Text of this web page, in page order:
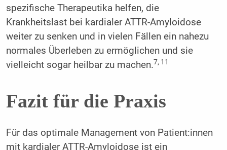
spezifische Therapeutika helfen, die
Krankheitslast bei kardialer ATTR-Amyloidose
weiter zu senken und in vielen Fällen ein nahezu
normales Überleben zu ermöglichen und sie
vielleicht sogar heilbar zu machen.7, 11
Fazit für die Praxis
Für das optimale Management von Patient:innen
mit kardialer ATTR-Amyloidose ist ein